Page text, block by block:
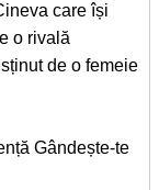
care își
o rivală
de o femeie
Gândește-te